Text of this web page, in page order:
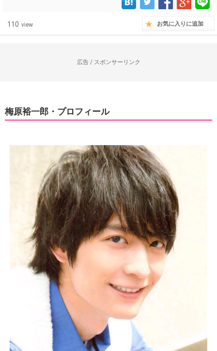
110 view お気に入りに追加
広告 / スポンサーリンク
梅原裕一郎・プロフィール